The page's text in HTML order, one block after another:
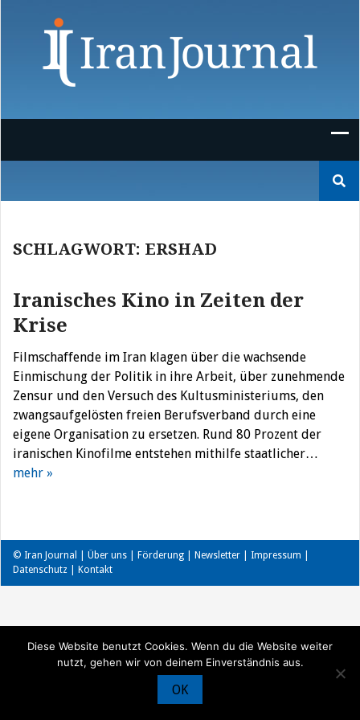
nach:
SCHLAGWORT: ERSHAD
Iranisches Kino in Zeiten der
Krise
Filmschaffende im Iran klagen über die wachsende
Einmischung der Politik in ihre Arbeit, über zunehmende
Zensur und den Versuch des Kultusministeriums, den
zwangsaufgelösten freien Berufsverband durch eine
eigene Organisation zu ersetzen. Rund 80 Prozent der
iranischen Kinofilme entstehen mithilfe staatlicher…
mehr »
© Iran Journal | Über uns Förderung Newsletter Impressum
Datenschutz
Kontakt
Diese Website benutzt Cookies. Wenn du die Website weiter
nutzt, gehen wir von deinem Einverständnis aus.
OK